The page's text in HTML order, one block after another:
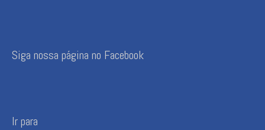
Siga nossa página no Facebook
Ir para